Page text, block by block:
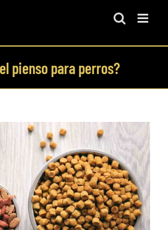
pienso para perros?